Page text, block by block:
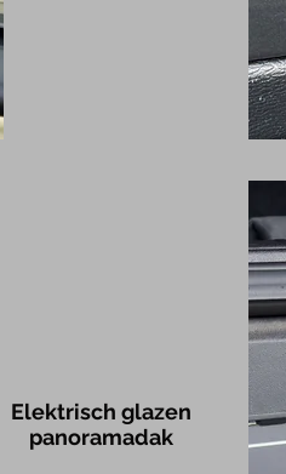
Elektrisch glazen
panoramadak